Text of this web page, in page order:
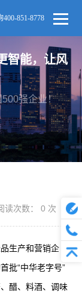
400-851-8778
智能，让风
强企业！
读次数： 0 次
生产和营销企
批“中华老字号”
醋、料酒、调味